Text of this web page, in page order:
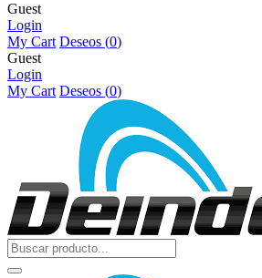
Guest
Login
My Cart Deseos (0)
Guest
Login
My Cart Deseos (0)